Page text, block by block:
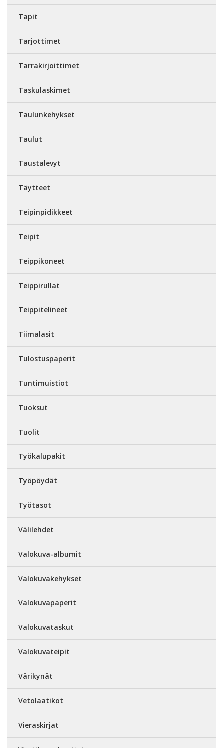
Tapit
Tarjottimet
Tarrakirjoittimet
Taskulaskimet
Taulunkehykset
Taulut
Taustalevyt
Täytteet
Teipinpidikkeet
Teipit
Teippikoneet
Teippirullat
Teippitelineet
Tiimalasit
Tulostuspaperit
Tuntimuistiot
Tuoksut
Tuolit
Työkalupakit
Työpöydät
Työtasot
Välilehdet
Valokuva-albumit
Valokuvakehykset
Valokuvapaperit
Valokuvataskut
Valokuvateipit
Värikynät
Vetolaatikot
Vieraskirjat